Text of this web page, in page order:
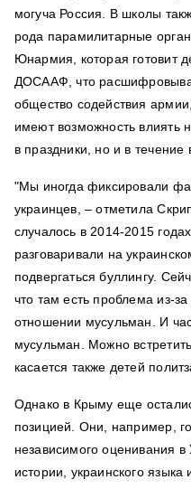
могуча Россия. В школы
рода парамилитарные
Юнармия, которая готовит
ДОСААФ, что
общество содействия
имеют возможность влиять
в праздники, но и в течение
"Мы иногда фиксировали
украинцев, – отметила
случалось в 2014-2015
разговаривали на
подвергаться буллингу.
что там есть проблема из-
отношении мусульман. И
мусульман. Можно
касается также детей
Однако в Крыму еще
позицией. Они, например,
независимого оценивания
истории, украинского